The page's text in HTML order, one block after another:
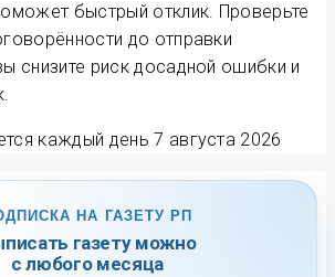
быстрый отклик. Проверьте
до отправки
снизите риск досадной ошибки и
каждый день 7 августа 2026
НА ГАЗЕТУ РП
газету можно
с любого месяца